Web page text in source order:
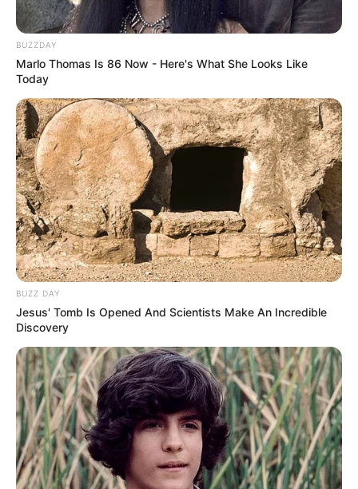
BUZZDAY
Marlo Thomas Is 86 Now - Here's What She Looks Like
Today
BUZZ DAY
Jesus' Tomb Is Opened And Scientists Make An Incredible
Discovery